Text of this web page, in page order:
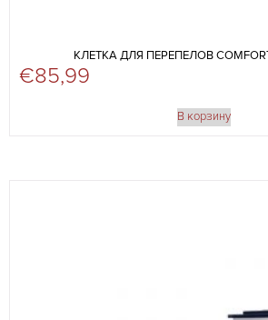
КЛЕТКА ДЛЯ ПЕРЕПЕЛОВ
€85,99
В корзину